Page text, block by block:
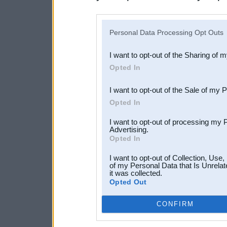
Downstream Participants
third parties.
Personal Data Processing Opt Outs
I want to opt-out of the Sharing of
Opted In
I want to opt-out of the Sale of my
Opted In
I want to opt-out of processing my
Advertising.
Opted In
I want to opt-out of Collection,
of my Personal Data that Is
it was collected.
Opted Out
CONFIRM